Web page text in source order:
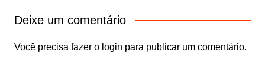
Deixe um comentário
Você precisa fazer o login para publicar um comentário.